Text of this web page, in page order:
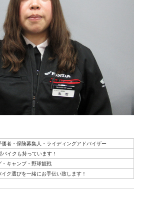
価者・保険募集人・ライディングアドバイザー
イクも持っています！
・キャンプ・野球観戦
ク選びを一緒にお手伝い致します！